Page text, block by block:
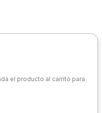
el producto al carrito para